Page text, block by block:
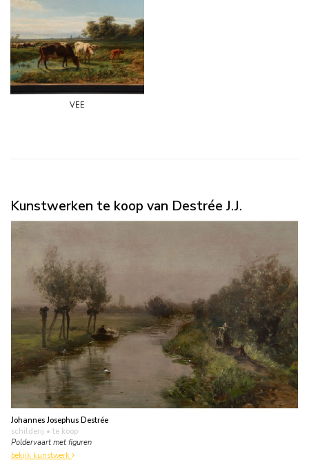
vee
Kunstwerken te koop van Destrée J.J.
Johannes Josephus Destrée
schilderij • te koop
Poldervaart met figuren
bekijk kunstwerk